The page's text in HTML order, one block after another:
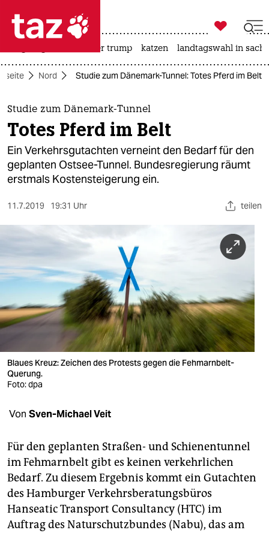
 taz zahl ich
taz zahl ich
themen
politik
öko
berlin
nord
wahrheit
verlag
verlag
shop
fragen & hilfe
unterstützen
abo
genossenschaft

taz zahl ich
usa unter trump katzen landtagswahl in
Nord Studie zum Dänemark-Tunnel: Totes Pferd im Belt
Studie zum Dänemark-Tunnel
Totes Pferd im Belt
Ein Verkehrsgutachten verneint den Bedarf für den
geplanten Ostsee-Tunnel. Bundesregierung räumt
erstmals Kostensteigerung ein.
11.7.2019 19:31 Uhr teilen
Blaues Kreuz: Zeichen des Protests gegen die Fehmarnbelt-
Querung.
Foto: dpa
Von Sven-Michael Veit
Für den geplanten Straßen- und Schienentunnel
im Fehmarnbelt gibt es keinen verkehrlichen
Bedarf. Zu diesem Ergebnis kommt ein Gutachten
des Hamburger Verkehrsberatungsbüros
Hanseatic Transport Consultancy (HTC) im
Auftrag des Naturschutzbundes (Nabu), das am